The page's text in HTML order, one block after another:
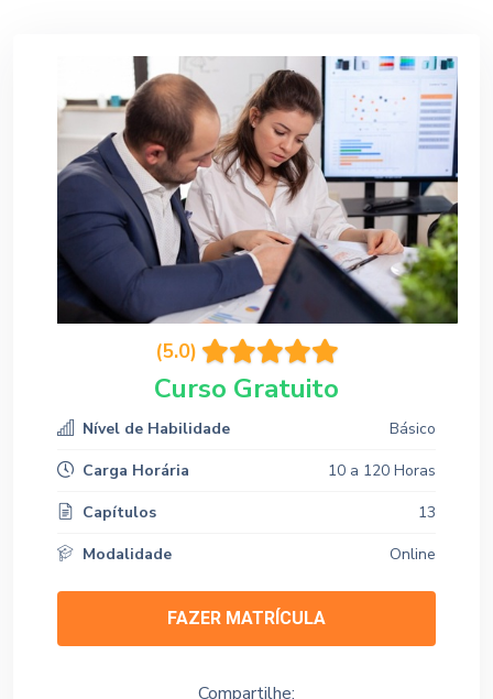
(5.0)
Curso Gratuito
Nível de Habilidade
Básico
Carga Horária
10 a 120 Horas
Capítulos
13
Modalidade
Online
FAZER MATRÍCULA
Compartilhe: